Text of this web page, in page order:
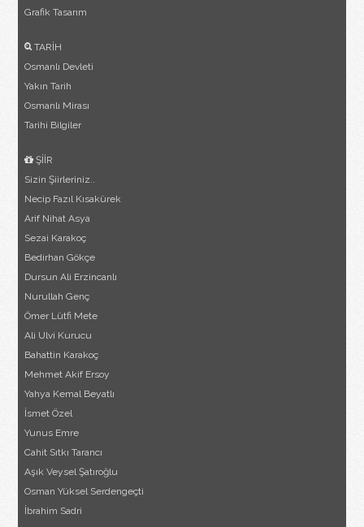
Grafik Tasarım
TARİH
Osmanlı Devleti
Yakın Tarih
Osmanlı Mirası
Tarihi Bilgiler
ŞİİR
Sizin Şiirleriniz..
Necip Fazıl Kısakürek
Arif Nihat Asya
Sezai Karakoç
Bedirhan Gökçe
Dursun Ali Erzincanlı
Nurullah Genç
Ömer Lütfi Mete
Ali Ulvi Kurucu
Bahattin Karakoç
Mehmet Akif Ersoy
Yahya Kemal Beyatlı
İsmet Özel
Yunus Emre
Cahit Sıtkı Tarancı
Aşık Veysel Şatıroğlu
Osman Yüksel Serdengeçti
İbrahim Sadri